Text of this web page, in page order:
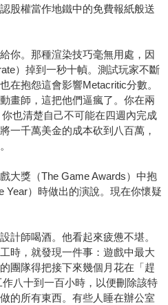
股權當作地鐵中的免費報紙般送
你。那種渲染技巧毫無用處，因
）掉到一秒十幀。測試玩家不斷
在抱怨這會影響Metacritic分數。
畫師，這把他們逼瘋了。你在兩
也清楚自己不可能在四週內完成
一千萬美金的成本砍到八百萬，
大獎（The Game Awards）中抱
Year）時做出的演說。現在你懷疑
計師喝酒。他看起來疲憊不堪。
時，就發現一件事：遊戲中最大
團隊得把接下來幾個月花在「趕
八十到一百小時，以便刪除該特
的所有東西。有些人睡在辦公室